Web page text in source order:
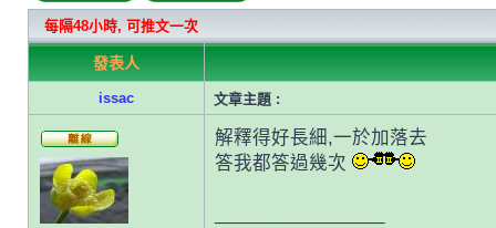
每隔48小時, 可推文一次
發表人
issac 文章主題 :
解釋得好長細,一於加落去
答我都答過幾次